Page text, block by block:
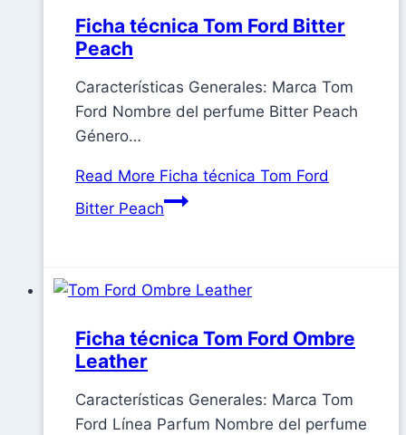
Ficha técnica Tom Ford Bitter
Peach
Características Generales: Marca Tom
Ford Nombre del perfume Bitter Peach
Género…
Read More Ficha técnica Tom Ford
Bitter Peach
Ficha técnica Tom Ford Ombre
Leather
Características Generales: Marca Tom
Ford Línea Parfum Nombre del perfume